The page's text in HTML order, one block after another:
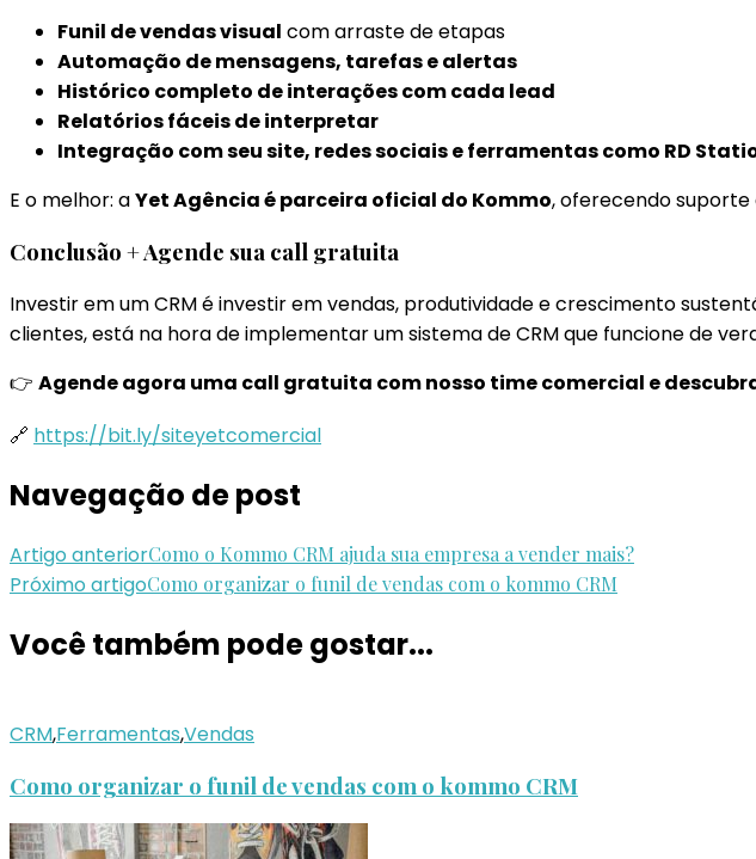
Funil de vendas visual com arraste de etapas
Automação de mensagens, tarefas e alertas
Histórico completo de interações com cada lead
Relatórios fáceis de interpretar
Integração com seu site, redes sociais e ferramentas como RD
E o melhor: aYet Agência é parceira oficial do Kommo, oferecendo
Conclusão + Agende sua call gratuita
Investir em um CRM é investir em vendas, produtividade e crescimento
clientes, está na hora de implementar um sistema de CRM que funcione de
👉 Agende agora uma call gratuita com nosso time comercial e
🔗 https://bit.ly/siteyetcomercial
Navegação de post
Artigo anteriorComo o Kommo CRM ajuda sua empresa a vender mais?
Próximo artigoComo organizar o funil de vendas com o kommo CRM
Você também pode gostar...
CRM,Ferramentas,Vendas
Como organizar o funil de vendas com o kommo CRM